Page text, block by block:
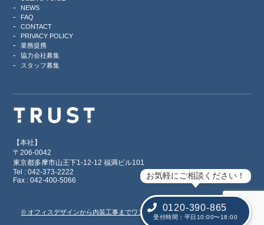
お気軽にご相談ください！
0120-390-865
受付時間：平日10:00〜18:00
NEWS
FAQ
CONTACT
PRIVACY POLICY
業務提携
協力会社募集
スタッフ募集
【本社】
〒206-0042
東京都多摩市山王下1-12-12 福満ビル101
Tel : 042-373-2222
Fax : 042-400-5066
© オフィスデザインから内装工事までワンストップで対応【TRUST Office】